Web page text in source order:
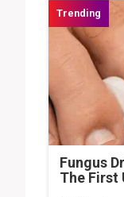
Fungus
The First